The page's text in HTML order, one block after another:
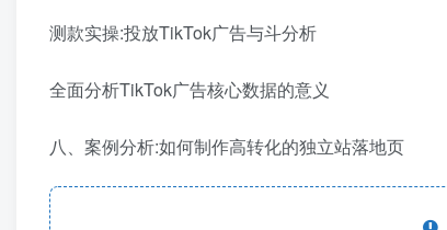
测款实操:投放TikTok广告与斗分析
全面分析TikTok广告核心数据的意义
八、案例分析:如何制作高转化的独立站落地页